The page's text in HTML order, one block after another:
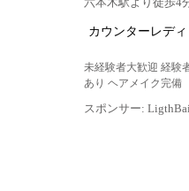
六本木駅より徒歩4
カウンターレディ
未経験者大歓迎 経験
あり ヘアメイク完備
スポンサー: